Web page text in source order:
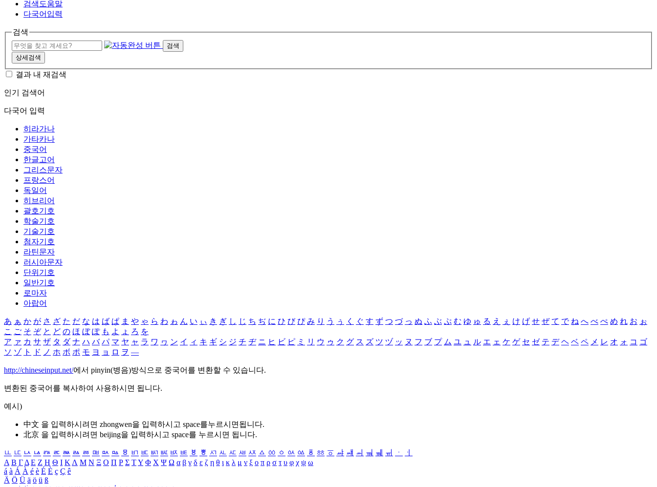
검색도움말
다국어입력
검색
검색
상세검색
결과 내 재검색
인기 검색어
다국어 입력
히라가나
가타카나
중국어
한글고어
그리스문자
프랑스어
독일어
히브리어
괄호기호
학술기호
기술기호
첨자기호
라틴문자
러시아문자
단위기호
일반기호
로마자
아랍어
あ ぁ か が さ ざ た だ な は ば ぱ ま や ゃ ら わ ゎ ん い ぃ き ぎ し じ ち ぢ に ひ び ぴ み り う ぅ く ぐ す ず つ づ っ ぬ ふ ぶ ぷ む ゆ ゅ る え ぇ け げ せ ぜ て で ね へ べ ぺ め れ お ぉ
こ ご そ ぞ と ど の ほ ぼ ぽ も よ ょ ろ を
ア ァ カ サ ザ タ ダ ナ ハ バ パ マ ヤ ャ ラ ワ ヮ ン イ ィ キ ギ シ ジ チ ヂ ニ ヒ ビ ピ ミ リ ウ ゥ ク グ ス ズ ツ ヅ ッ ヌ フ ブ プ ム ユ ュ ル エ ェ ケ ゲ セ ゼ テ デ ヘ ベ ペ メ レ オ ォ コ ゴ
ソ ゾ ト ド ノ ホ ボ ポ モ ヨ ョ ロ ヲ ―
http://chineseinput.net/에서 pinyin(병음)방식으로 중국어를 변환할 수 있습니다.
변환된 중국어를 복사하여 사용하시면 됩니다.
예시)
中文 을 입력하시려면 zhongwen을 입력하시고 space를누르시면됩니다.
北京 을 입력하시려면 beijing을 입력하시고 space를 누르시면 됩니다.
ㅥ ㅦ ㅧ ㅨ ㅩ ㅪ ㅫ ㅬ ㅭ ㅮ ㅯ ㅰ ㅱ ㅲ ㅳ ㅴ ㅵ ㅶ ㅷ ㅸ ㅹ ㅺ ㅻ ㅼ ㅽ ㅾ ㅿ ㆀ ㆁ ㆂ ㆃ ㆄ ㆅ ㆆ ㆇ ㆈ ㆉ ㆊ ㆋ ㆌ ㆍ
ㆎ
Α Β ΓΔ Ε Ζ Η Θ Ι ΚΛ Μ Ν Ξ Ο Π Ρ Σ ΤΥ Φ Χ Ψ Ω α β γ δ ε ζ η θ ι κ λ μ ν ξ ο π ρ σ τ υ φ χ ψ ω
á à Á À é è É È ç Ç ê
Ä Ö Ü ä ö ü ß